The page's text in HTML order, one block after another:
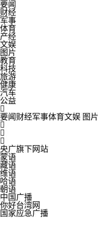
要闻
财经
军事
体育
产经
文娱
图片
教育
科技
旅游
健康
汽车
公益

要闻财经军事体育文娱 图片



央广旗下网站
蒙语
藏语
维语
哈语
朝语
中国广播
你好台湾网
国家应急广播